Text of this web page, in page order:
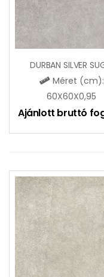
Méret (cm):
60X60X0,95